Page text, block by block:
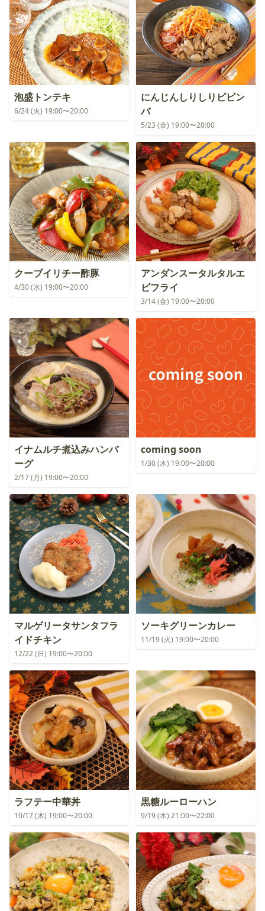
泡盛トンテキ
6/24 (火) 19:00〜20:00
にんじんしりしりビビン
バ
5/23 (金) 19:00〜20:00
クーブイリチー酢豚
4/30 (水) 19:00〜20:00
アンダンスータルタルエ
ビフライ
3/14 (金) 19:00〜20:00
イナムルチ煮込みハンバ
ーグ
2/17 (月) 19:00〜20:00
coming soon
1/30 (木) 19:00〜20:00
マルゲリータサンタフラ
イドチキン
12/22 (日) 19:00〜20:00
ソーキグリーンカレー
11/19 (火) 19:00〜20:00
ラフテー中華丼
10/17 (木) 19:00〜20:00
黒糖ルーローハン
9/19 (木) 21:00〜22:00